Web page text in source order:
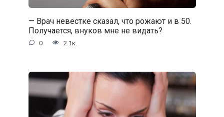
— Врач невестке сказал, что рожают и в 50.
Получается, внуков мне не видать?
0 2.1к.